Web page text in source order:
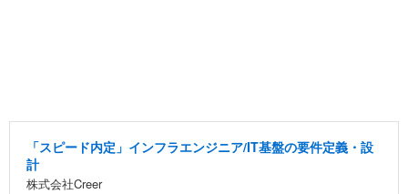
「スピード内定」インフラエンジニア/IT基盤の要件定義・設
計
株式会社Creer